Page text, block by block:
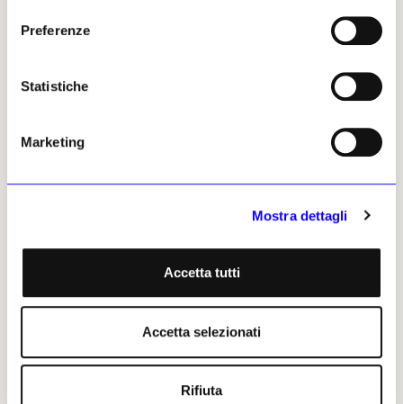
Preferenze
Statistiche
Marketing
Mostra dettagli
Accetta tutti
Accetta selezionati
Rifiuta
La Fondazione Perugia a Palazzo Graziani,
mercoledì 25 ospita il convegno
Rinascimento umbro, da Perugino a
Raffaello. Indagini diagnostiche sulla
interdisciplinare ideato da Vittoria
dell’associazione umbra Laboratorio di
(LabDIA), e a Maria Letizia Amadori,
docente di chimica dei beni culturali
quinto centenario della morte del
Perugino, che cadeva nel 2023, il